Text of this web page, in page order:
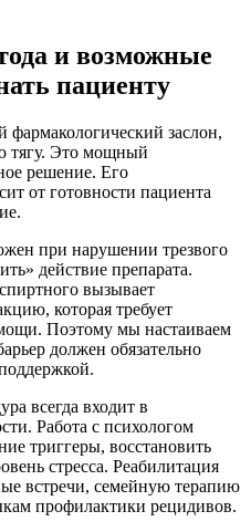
и возможные
пациенту
фармакологический заслон,
тягу. Это мощный
решение. Его
от готовности пациента
при нарушении трезвого
действие препарата.
вызывает
которая требует
Поэтому мы настаиваем
должен обязательно
всегда входит в
Работа с психологом
триггеры, восстановить
стресса. Реабилитация
встречи, семейную терапию
профилактики рецидивов.